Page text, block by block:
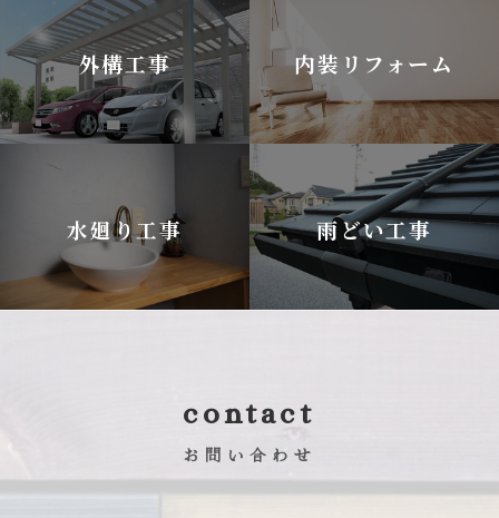
外構工事 内装リフォーム
水廻り工事 雨どい工事
contact
お問い合わせ